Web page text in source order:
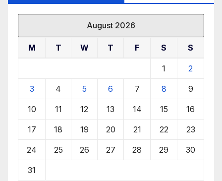
August 2026
M T W T F S S
1 2
3 4 5 6 7 8 9
10 11 12 13 14 15 16
17 18 19 20 21 22 23
24 25 26 27 28 29 30
31